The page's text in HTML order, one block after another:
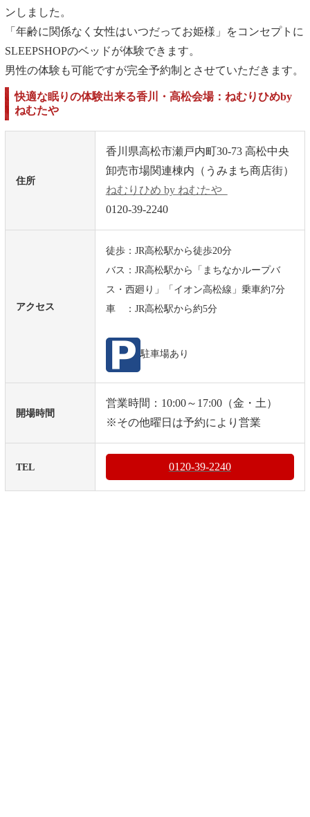
ンしました。
「年齢に関係なく女性はいつだってお姫様」をコンセプトに
SLEEPSHOPのベッドが体験できます。
男性の体験も可能ですが完全予約制とさせていただきます。
快適な眠りの体験出来る香川・高松会場：ねむりひめby
ねむたや
住所
香川県高松市瀬戸内町30-73 高松中央
卸売市場関連棟内（うみまち商店街）
ねむりひめ by ねむたや
0120-39-2240
アクセス
徒歩：JR高松駅から徒歩20分
バス：JR高松駅から「まちなかループバ
ス・西廻り」「イオン高松線」乗車約7分
車 ：JR高松駅から約5分
駐車場あり
開場時間
営業時間：10:00～17:00（金・土）
※その他曜日は予約により営業
TEL 0120-39-2240